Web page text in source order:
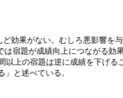
効果がない。むしろ悪影響を
宿題が成績向上につながる効
上の宿題は逆に成績を下げる
と述べている。